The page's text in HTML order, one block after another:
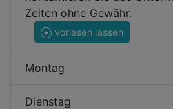
Zeiten ohne Gewähr.
vorlesen lassen
Montag
Dienstag